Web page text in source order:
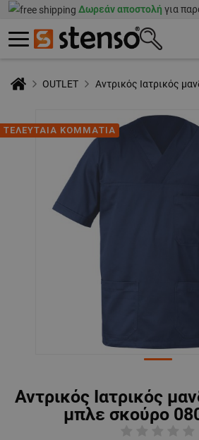
Δωρεάν αποστολή για
OUTLET Αντρικός Ιατρικός
ΤΕΛΕΥΤΑΙΑ ΚΟΜΜΑΤΙΑ
Αντρικός Ιατρικός
μπλε σκούρο